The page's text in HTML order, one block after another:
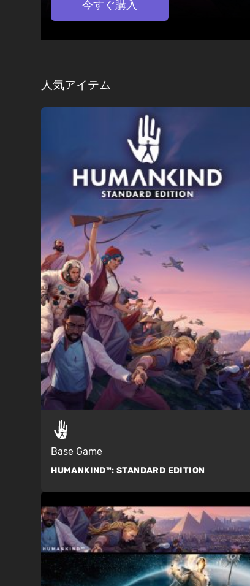
今すぐ購入
人気アイテム
Base Game
HUMANKIND™:STANDARD EDITION